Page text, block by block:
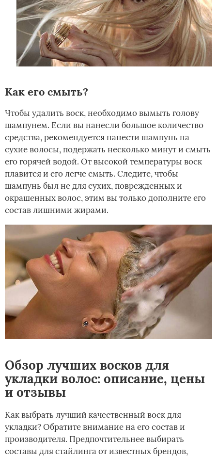
Как его смыть?
Чтобы удалить воск, необходимо вымыть голову
шампунем. Если вы нанесли большое количество
средства, рекомендуется нанести шампунь на
сухие волосы, подержать несколько минут и смыть
его горячей водой. От высокой температуры воск
плавится и его легче смыть. Следите, чтобы
шампунь был не для сухих, поврежденных и
окрашенных волос, этим вы только дополните­ его
состав лишними жирами.
Обзор лучших восков для
укладки волос: описание, цены
и отзывы
Как выбрать лучший качественный воск для
укладки? Обратите внимание на его состав и
производителя. Предпочтительнее выбирать
составы для стайлинга от известных брендов,